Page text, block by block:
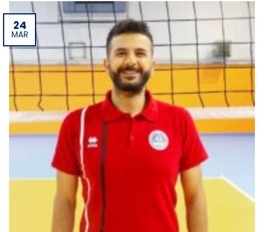
24
MAR